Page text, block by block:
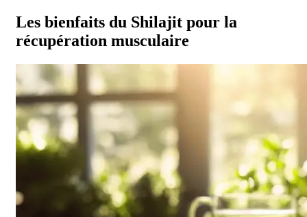
Les bienfaits du Shilajit pour la
récupération musculaire